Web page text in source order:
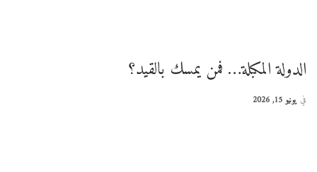
الدولة المكبلة… فمن يمسك بالقيد؟
في يونيو 15, 2026